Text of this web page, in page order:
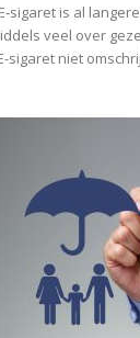
sigaret is al
veel over
sigaret niet